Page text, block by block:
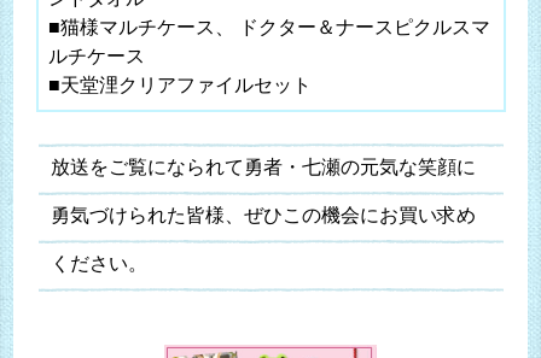
■猫様マルチケース、 ドクター＆ナースピクルスマ
ルチケース
■天堂浬クリアファイルセット
放送をご覧になられて勇者・七瀬の元気な笑顔に
勇気づけられた皆様、ぜひこの機会にお買い求め
ください。